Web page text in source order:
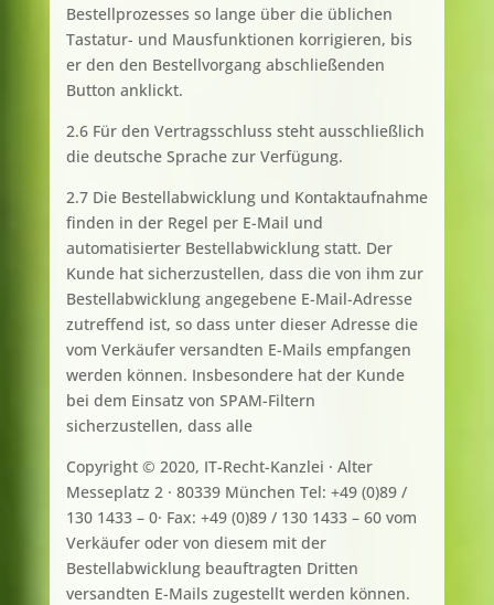
Bestellprozesses so lange über die üblichen
Tastatur- und Mausfunktionen korrigieren, bis
er den den Bestellvorgang abschließenden
Button anklickt.
2.6 Für den Vertragsschluss steht ausschließlich
die deutsche Sprache zur Verfügung.
2.7 Die Bestellabwicklung und Kontaktaufnahme
finden in der Regel per E-Mail und
automatisierter Bestellabwicklung statt. Der
Kunde hat sicherzustellen, dass die von ihm zur
Bestellabwicklung angegebene E-Mail-Adresse
zutreffend ist, so dass unter dieser Adresse die
vom Verkäufer versandten E-Mails empfangen
werden können. Insbesondere hat der Kunde
bei dem Einsatz von SPAM-Filtern
sicherzustellen, dass alle
Copyright © 2020, IT-Recht-Kanzlei · Alter
Messeplatz 2 · 80339 München Tel: +49 (0)89 /
130 1433 – 0· Fax: +49 (0)89 / 130 1433 – 60 vom
Verkäufer oder von diesem mit der
Bestellabwicklung beauftragten Dritten
versandten E-Mails zugestellt werden können.